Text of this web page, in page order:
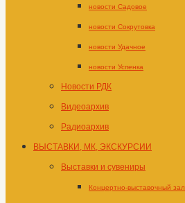
новости Садовое
новости Сокрутовка
новости Удачное
новости Успенка
Новости РДК
Видеоархив
Радиоархив
ВЫСТАВКИ, МК, ЭКСКУРСИИ
Выставки и сувениры
Концертно-выставочный зал